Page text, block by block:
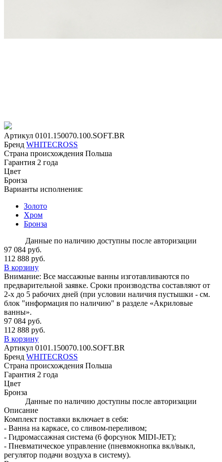
Артикул 0101.150070.100.SOFT.BR
Бренд WHITECROSS
Страна происхождения Польша
Гарантия 2 года
Цвет
Бронза
Варианты исполнения:
Золото
Хром
Бронза
Данные по наличию доступны после авторизации
97 084 руб.
112 888 руб.
В корзину
Внимание: Все массажные ванны изготавливаются по
предварительной заявке. Сроки производства составляют от
2-х до 5 рабочих дней (при условии наличия пустышки - см.
блок "информация по наличию" в разделе «Акриловые
ванны».
97 084 руб.
112 888 руб.
В корзину
Артикул 0101.150070.100.SOFT.BR
Бренд WHITECROSS
Страна происхождения Польша
Гарантия 2 года
Цвет
Бронза
Данные по наличию доступны после авторизации
Описание
Комплект поставки включает в себя:
- Ванна на каркасе, со сливом-переливом;
- Гидромассажная система (6 форсунок MIDI-JET);
- Пневматическое управление (пневмокнопка вкл/выкл,
регулятор подачи воздуха в систему).